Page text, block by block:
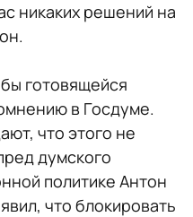
никаких решений на
готовящейся
в Госдуме.
что этого не
думского
политике Антон
что блокировать